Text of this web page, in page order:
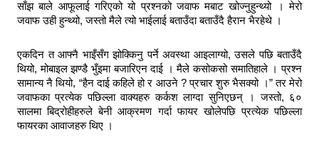
साँझ बाले आफूलाई गरिएको यो प्रश्नको जवाफ मबाट खोज्नुहुन्थ्यो । मेरो
जवाफ उही हुन्थ्यो, जस्तो मैले त्यो भाईलाई बताउँदा बताउँदै हैरान भैरहेथे ।
एकदिन त आफ्नै भाइँसँग झोक्किनु पर्ने अवस्था आइलाग्यो, उसले पछि बताउँदै
थियो, मोबाइल झण्डै भुँइमा बजारिएन दाई । मैले कसोकसो समातिहाले । प्रश्न
सामान्य नै थियो, “हैन दाई कहिले हो र आउने ? प्रचार शुरु भैसक्यो ।” तर मेरो
जवाफका प्रत्येक पछिल्ला वाक्यहरु कर्कश लाग्दा सुनिएछन् । जस्तो, ६०
सालमा बिद्रोहीहरुले बेनी आक्रमण गर्दा फायर खोलेपछि प्रत्येक पछिल्ला
फायरका आवाजहरु थिए ।